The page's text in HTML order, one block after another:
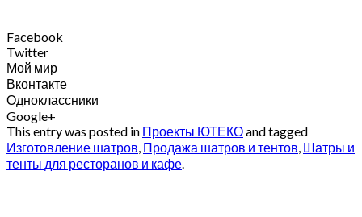
Facebook
Twitter
Мой мир
Вконтакте
Одноклассники
Google+
This entry was posted in Проекты ЮТЕКОand tagged
Изготовление шатров, Продажа шатров и тентов, Шатры и
тенты для ресторанов и кафе.